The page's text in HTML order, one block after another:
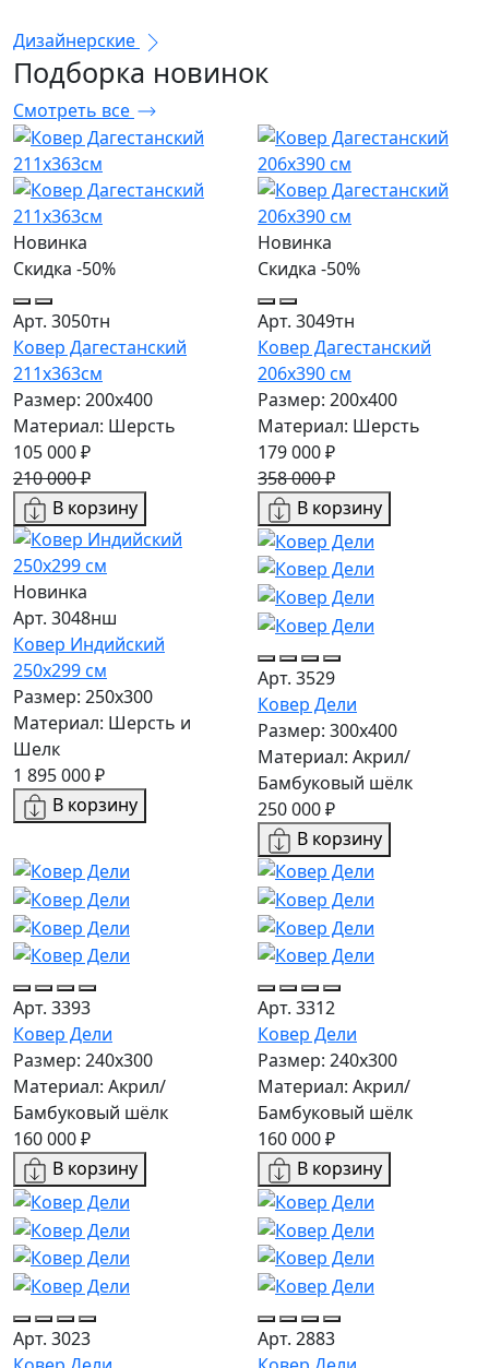
Дизайнерские
Подборка новинок
Смотреть все
Новинка
Скидка -50%
Арт. 3050тн
Ковер Дагестанский
211x363см
Размер: 200х400
Материал: Шерсть
105 000 ₽
210 000 ₽
В корзину
Новинка
Скидка -50%
Арт. 3049тн
Ковер Дагестанский
206x390 см
Размер: 200х400
Материал: Шерсть
179 000 ₽
358 000 ₽
В корзину
Новинка
Арт. 3048нш
Ковер Индийский
250x299 см
Размер: 250x300
Материал: Шерсть и
Шелк
1 895 000 ₽
В корзину
Арт. 3529
Ковер Дели
Размер: 300х400
Материал: Акрил/
Бамбуковый шёлк
250 000 ₽
В корзину
Арт. 3393
Ковер Дели
Размер: 240х300
Материал: Акрил/
Бамбуковый шёлк
160 000 ₽
В корзину
Арт. 3312
Ковер Дели
Размер: 240х300
Материал: Акрил/
Бамбуковый шёлк
160 000 ₽
В корзину
Арт. 3023
Арт. 2883